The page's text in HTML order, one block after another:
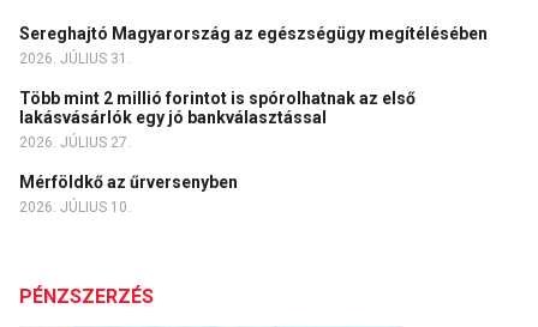
Sereghajtó Magyarország az egészségügy megítélésében
2026. JÚLIUS 31.
Több mint 2 millió forintot is spórolhatnak az első
lakásvásárlók egy jó bankválasztással
2026. JÚLIUS 27.
Mérföldkő az űrversenyben
2026. JÚLIUS 10.
PÉNZSZERZÉS